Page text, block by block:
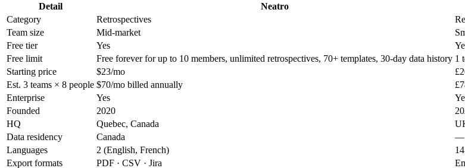
Detail
Neatro
Category
Retrospectives
Team size
Mid-market
Free tier
Yes
Free limit
Free forever for up to 10 members, unlimited retrospectives, 70+ templates, 30-day data history 1
Starting price
$23/mo
Est. 3 teams × 8 people $70/mo billed annually
Enterprise
Yes
Founded
2020
HQ
Quebec, Canada
Data residency
Canada
—
Languages
2 (English, French)
Export formats
PDF · CSV · Jira